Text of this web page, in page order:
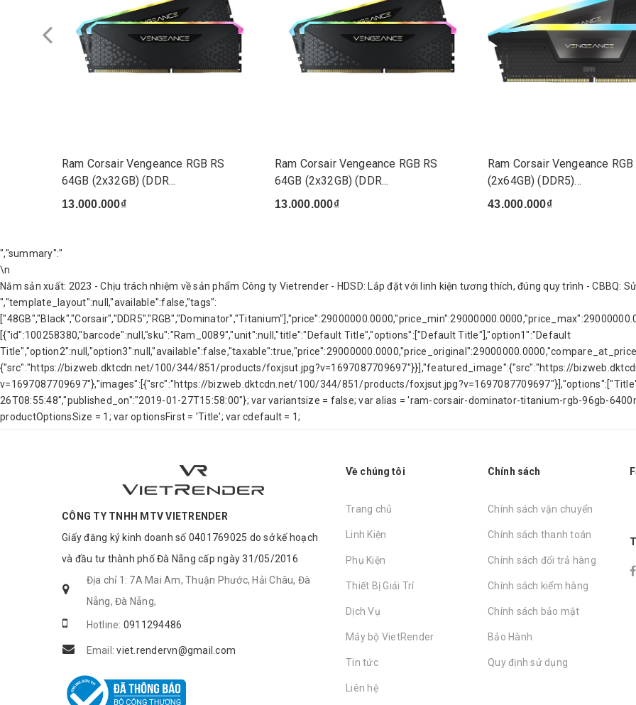
Ram Corsair Vengeance RGB RS
64GB (2x32GB) (DDR...
13.000.000₫
Ram Corsair Vengeance RGB RS
64GB (2x32GB) (DDR...
13.000.000₫
Ram Corsair Vengeance
(2x64GB) (DDR5)...
43.000.000₫
","summary":"
\n
Năm sản xuất: 2023 - Chịu trách nhiệm về sản phẩm Công ty Vietrender - HDSD: Lắp đặt với linh kiện tương thích, đúng quy trình - CBBQ:
","template_layout":null,"available":false,"tags":
[{"id":100258380,"barcode":null,"sku":"Ram_0089","unit":null,"title":"Default Title","options":["Default Title"],"option1":"Default
{"src":"https://bizweb.dktcdn.net/100/344/851/products/foxjsut.jpg?v=1697087709697"}}],"featured_image":{"src":"https://
v=1697087709697"},"images":[{"src":"https://bizweb.dktcdn.net/100/344/851/products/
26T08:55:48","published_on":"2019-01-27T15:58:00"}; var variantsize = false; var alias = 'ram-corsair-dominator-titanium-rgb-96gb-
productOptionsSize = 1; var optionsFirst = 'Title'; var cdefault = 1;
CÔNG TY TNHH MTV VIETRENDER
Giấy đăng ký kinh doanh số 0401769025 do sở kế hoạch
và đầu tư thành phố Đà Nẵng cấp ngày 31/05/2016
Địa chỉ 1: 7A Mai Am, Thuận Phước, Hải Châu, Đà
Nẵng, Đà Nẵng,
Hotline: 0911294486
Email:viet.rendervn@gmail.com
Về chúng tôi
Trang chủ
Linh Kiện
Phụ Kiện
Thiết Bị Giải Trí
Dịch Vụ
Máy bộ VietRender
Tin tức
Liên hệ
Chính sách
Chính sách vận chuyển
Chính sách thanh toán
Chính sách đổi trả hàng
Chính sách kiểm hàng
Chính sách bảo mật
Bảo Hành
Quy định sử dụng